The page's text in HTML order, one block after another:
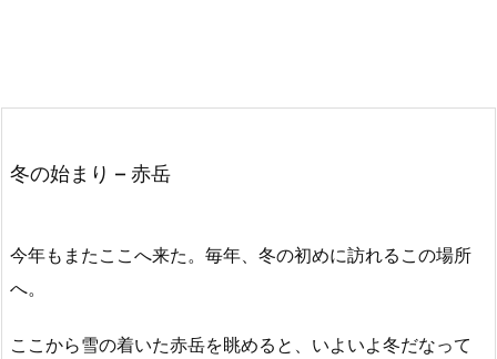
冬の始まり – 赤岳
今年もまたここへ来た。毎年、冬の初めに訪れるこの場所
へ。
ここから雪の着いた赤岳を眺めると、いよいよ冬だなって